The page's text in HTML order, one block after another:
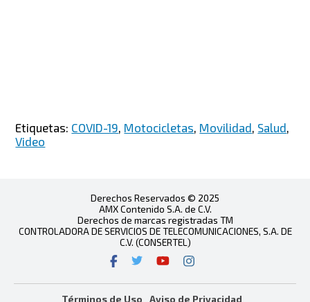
Etiquetas: COVID-19 Motocicletas Movilidad Salud
Video
Derechos Reservados © 2025
AMX Contenido S.A. de C.V.
Derechos de marcas registradas TM
CONTROLADORA DE SERVICIOS DE TELECOMUNICACIONES, S.A. DE
C.V. (CONSERTEL)
Términos de Uso Aviso de Privacidad